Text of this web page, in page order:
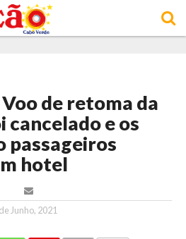
de retoma da
cancelado e os
passageiros
hotel
Junho, 2021